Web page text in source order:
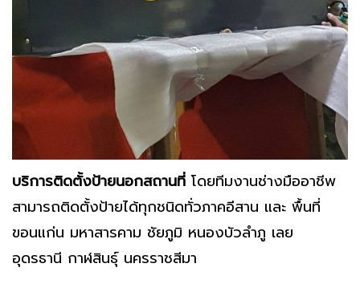
บริการติดตั้งป้ายนอกสถานที่ โดยทีมงานช่างมืออาชีพ
สามารถติดตั้งป้ายได้ทุกชนิดทั่วภาคอีสาน และ พื้นที่
ขอนแก่น มหาสารคาม ชัยภูมิ หนองบัวลำภู เลย
อุดรธานี กาฬสินธุ์ นครราชสีมา